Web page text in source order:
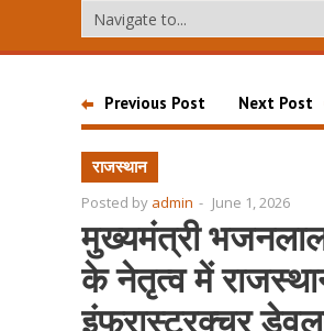
Previous Post Next Post
राजस्थान
Posted by admin - June 1, 2026
मुख्यमंत्री भजनलाल
के नेतृत्व में
इंफ्रास्ट्रक्चर